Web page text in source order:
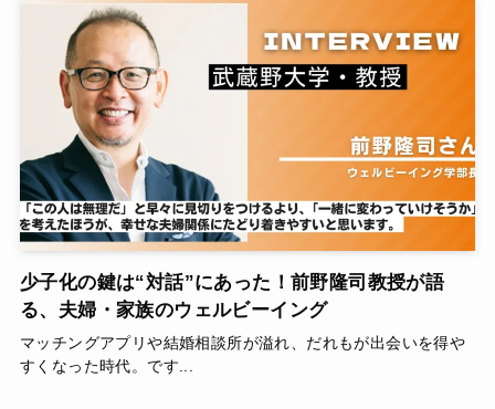
少子化の鍵は“対話”にあった！前野隆司教授が語
る、夫婦・家族のウェルビーイング
マッチングアプリや結婚相談所が溢れ、だれもが出会いを得や
すくなった時代。です...